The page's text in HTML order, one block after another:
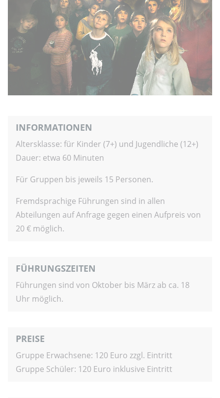
INFORMATIONEN
Altersklasse: für Kinder (7+) und Jugendliche (12+)
Dauer: etwa 60 Minuten
Für Gruppen bis jeweils 15 Personen.
Fremdsprachige Führungen sind in allen
Abteilungen auf Anfrage gegen einen Aufpreis von
20 € möglich.
FÜHRUNGSZEITEN
Führungen sind von Oktober bis März ab ca. 18
Uhr möglich.
PREISE
Gruppe Erwachsene: 120 Euro zzgl. Eintritt
Gruppe Schüler: 120 Euro inklusive Eintritt